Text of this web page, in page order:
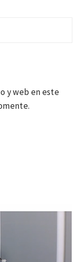
y web en este